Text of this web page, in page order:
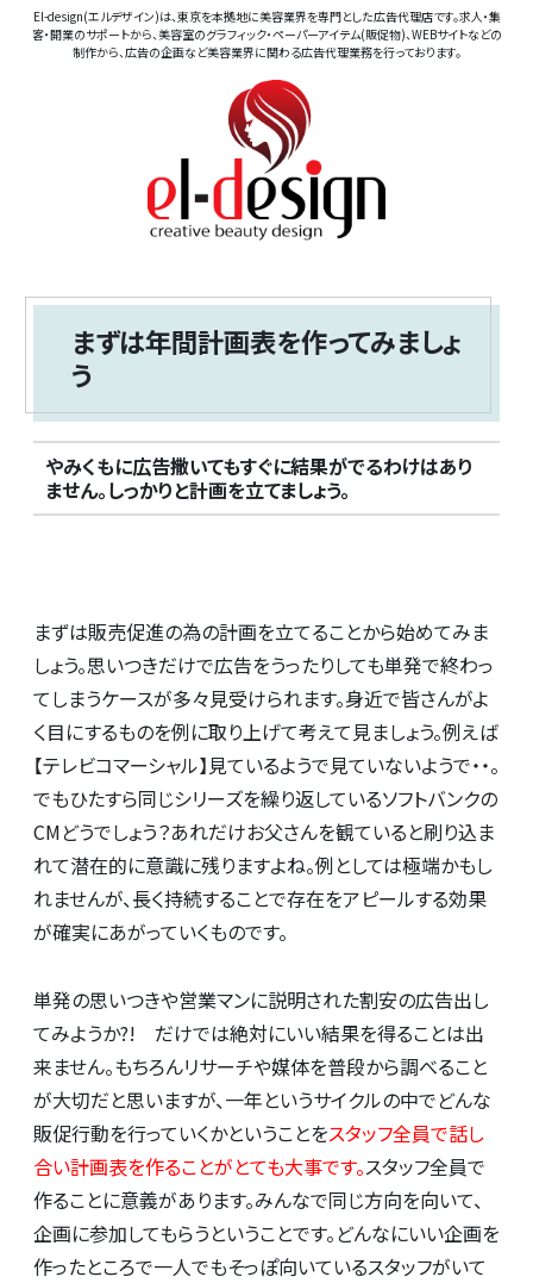
El-design(エルデザイン)は、東京を本拠地に美容業界を専門とした広告代理店です。求人・集
客・開業のサポートから、美容室のグラフィック・ペーパーアイテム(販促物)、WEBサイトなどの
制作から、広告の企画など美容業界に関わる広告代理業務を行っております。
まずは年間計画表を作ってみましょ
う
やみくもに広告撒いてもすぐに結果がでるわけはあり
ません。しっかりと計画を立てましょう。
まずは販売促進の為の計画を立てることから始めてみま
しょう。思いつきだけで広告をうったりしても単発で終わっ
てしまうケースが多々見受けられます。身近で皆さんがよ
く目にするものを例に取り上げて考えて見ましょう。例えば
【テレビコマーシャル】見ているようで見ていないようで・・。
でもひたすら同じシリーズを繰り返しているソフトバンクの
CMどうでしょう？あれだけお父さんを観ていると刷り込ま
れて潜在的に意識に残りますよね。例としては極端かもし
れませんが、長く持続することで存在をアピールする効果
が確実にあがっていくものです。
単発の思いつきや営業マンに説明された割安の広告出し
てみようか?! だけでは絶対にいい結果を得ることは出
来ません。もちろんリサーチや媒体を普段から調べること
が大切だと思いますが、一年というサイクルの中でどんな
販促行動を行っていくかということをスタッフ全員で話し
合い計画表を作ることがとても大事です。スタッフ全員で
作ることに意義があります。みんなで同じ方向を向いて、
企画に参加してもらうということです。どんなにいい企画を
作ったところで一人でもそっぽ向いているスタッフがいて